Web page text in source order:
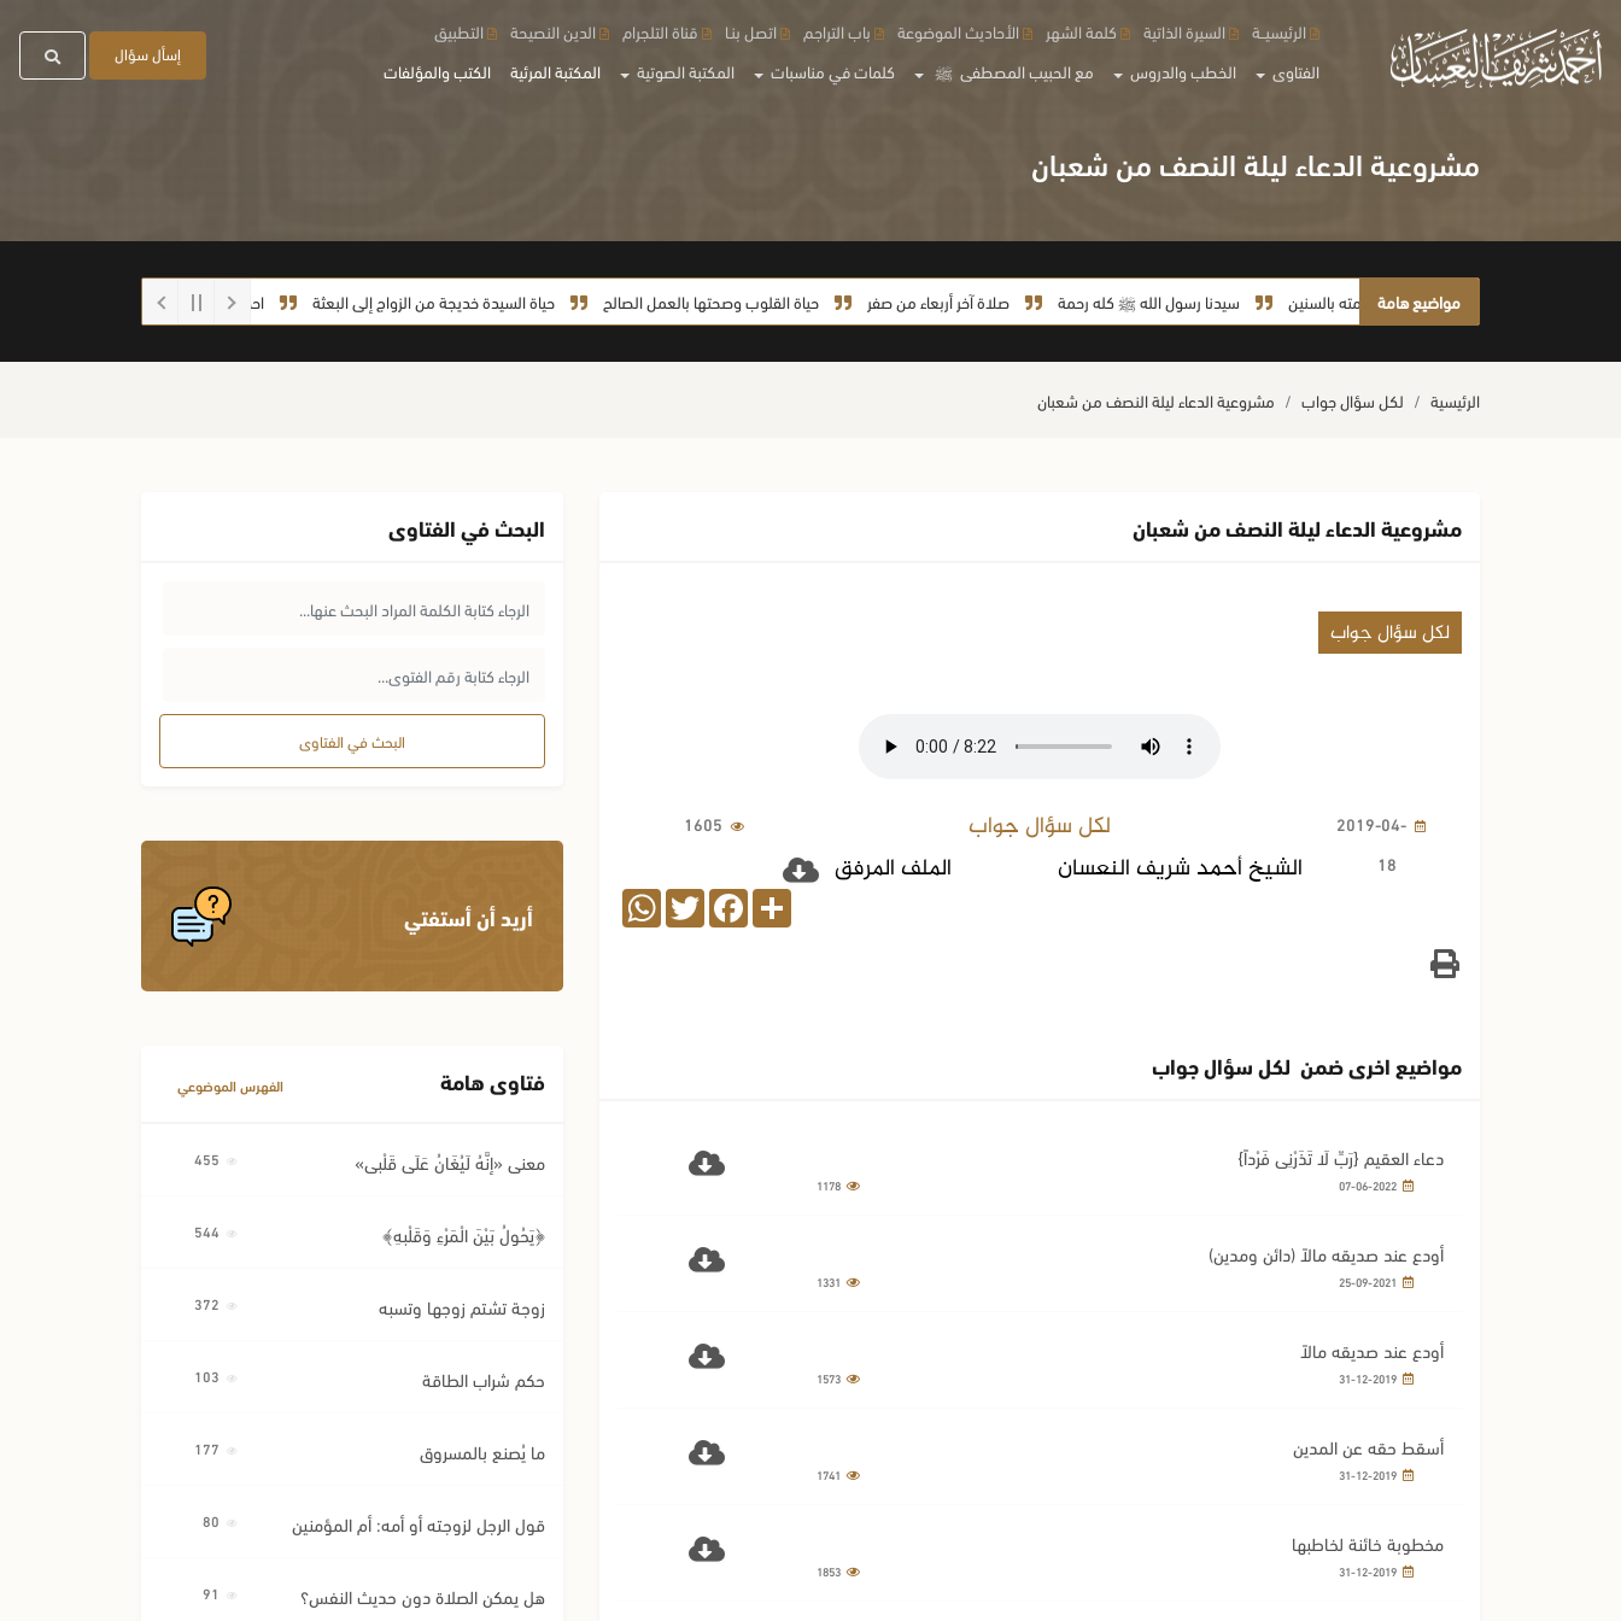
الفتاوى الخطب والدروس مع الحبيب المصطفى ﷺ كلمات في مناسبات المكتبة الصوتية المكتبة المرئية الكتب والمؤلفات
الرئيسيــة السيرة الذاتية كلمة الشهر الأحاديث الموضوعة باب التراجم اتصل بنـا قناة التلجرام الدين النصيحة التطبيق
إسأل سؤال
مشروعية الدعاء ليلة النصف من شعبان
مواضيع هامة
لا يأخذ أمته بالسنين سيدنا رسول الله ﷺ كله رحمة صلاة آخر أربعاء من صفر حياة القلوب وصحتها بالعمل الصالح حياة السيدة خديجة من الزواج إلى البعثة احذروا الغش أيها الطلاب
الرئيسية لكل سؤال جواب مشروعية الدعاء ليلة النصف من شعبان
مشروعية الدعاء ليلة النصف من شعبان
لكل سؤال جواب
2019-04-
18
لكل سؤال جواب 1605
الشيخ أحمد شريف النعسان الملف المرفق
Share
Facebook
Twitter
WhatsApp
مواضيع اخرى ضمن لكل سؤال جواب
دعاء العقيم {رَبِّ لَا تَذَرْنِي فَرْداً}
1178
أودع عند صديقه مالاً (دائن ومدين)
أودع عند صديقه مالاً
1573
أسقط حقه عن المدين
مخطوبة خائنة لخاطبها
1853
البحث في الفتاوى
البحث في الفتاوى
أريد أن أستفتي
فتاوى هامة الفهرس الموضوعي
معنى «إِنَّهُ لَيُغَانُ عَلَى قَلْبِي»
﴿يَحُولُ بَيْنَ الْمَرْءِ وَقَلْبِهِ﴾
زوجة تشتم زوجها وتسبه
حكم شراب الطاقة
ما يُصنع بالمسروق
قول الرجل لزوجته أو أمه: أم المؤمنين
هل يمكن الصلاة دون حديث النفس؟